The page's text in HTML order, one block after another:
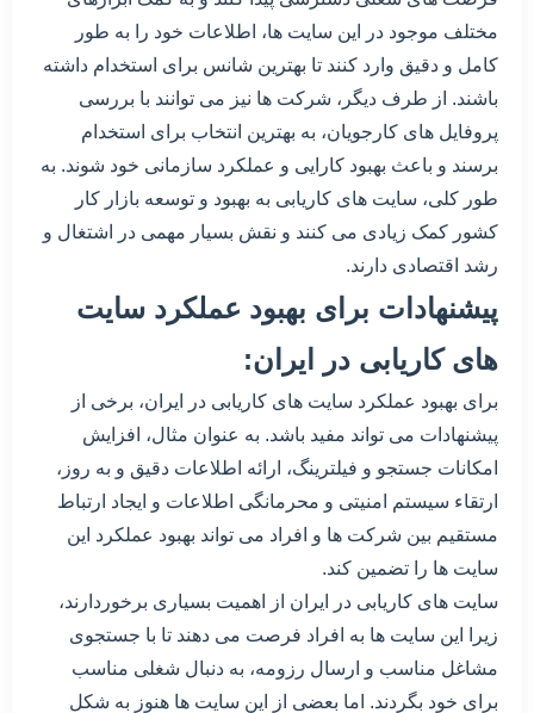
مختلف موجود در این سایت ها، اطلاعات خود را به طور
کامل و دقیق وارد کنند تا بهترین شانس برای استخدام داشته
باشند. از طرف دیگر، شرکت ها نیز می توانند با بررسی
پروفایل های کارجویان، به بهترین انتخاب برای استخدام
برسند و باعث بهبود کارایی و عملکرد سازمانی خود شوند. به
طور کلی، سایت های کاریابی به بهبود و توسعه بازار کار
کشور کمک زیادی می کنند و نقش بسیار مهمی در اشتغال و
رشد اقتصادی دارند.
پیشنهادات برای بهبود عملکرد سایت
های کاریابی در ایران:
برای بهبود عملکرد سایت های کاریابی در ایران، برخی از
پیشنهادات می تواند مفید باشد. به عنوان مثال، افزایش
امکانات جستجو و فیلترینگ، ارائه اطلاعات دقیق و به روز،
ارتقاء سیستم امنیتی و محرمانگی اطلاعات و ایجاد ارتباط
مستقیم بین شرکت ها و افراد می تواند بهبود عملکرد این
سایت ها را تضمین کند.
سایت های کاریابی در ایران از اهمیت بسیاری برخوردارند،
زیرا این سایت ها به افراد فرصت می دهند تا با جستجوی
مشاغل مناسب و ارسال رزومه، به دنبال شغلی مناسب
برای خود بگردند. اما بعضی از این سایت ها هنوز به شکل